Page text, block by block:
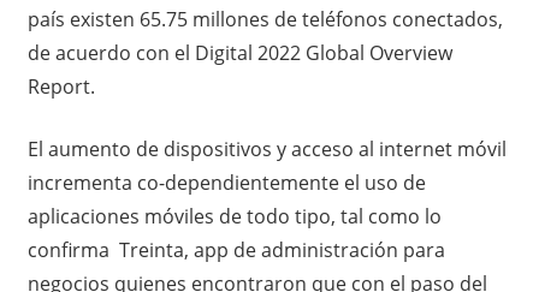
país existen 65.75 millones de teléfonos conectados,
de acuerdo con el Digital 2022 Global Overview
Report.
El aumento de dispositivos y acceso al internet móvil
incrementa co-dependientemente el uso de
aplicaciones móviles de todo tipo, tal como lo
confirma Treinta, app de administración para
negocios quienes encontraron que con el paso del